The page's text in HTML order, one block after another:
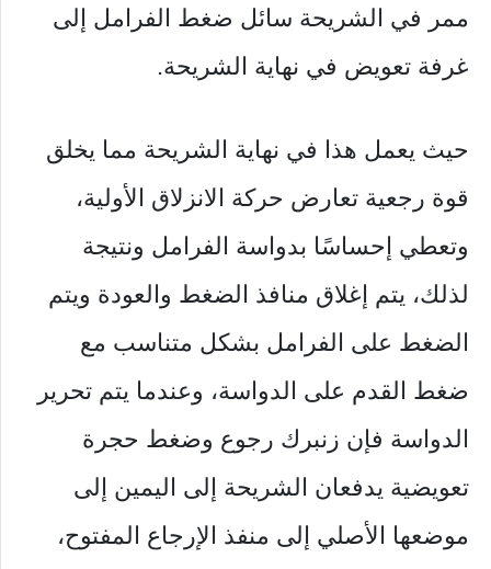
ممر في الشريحة سائل ضغط الفرامل إلى
غرفة تعويض في نهاية الشريحة.
حيث يعمل هذا في نهاية الشريحة مما يخلق
قوة رجعية تعارض حركة الانزلاق الأولية،
وتعطي إحساسًا بدواسة الفرامل ونتيجة
لذلك، يتم إغلاق منافذ الضغط والعودة ويتم
الضغط على الفرامل بشكل متناسب مع
ضغط القدم على الدواسة، وعندما يتم تحرير
الدواسة فإن زنبرك رجوع وضغط حجرة
تعويضية يدفعان الشريحة إلى اليمين إلى
موضعها الأصلي إلى منفذ الإرجاع المفتوح،